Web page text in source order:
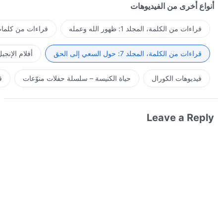
أنواع أخرى من الفيديوهات
قراءات من الكلمة، المجلد 1: ظهور الله وعمله قراءات من
قراءات من الكلمة، المجلد 7: حول السعي إلى الحق أفلام
فيديوهات الكورال حياة الكنيسة – سلسلة حفلات منوّعات
Leave a Reply